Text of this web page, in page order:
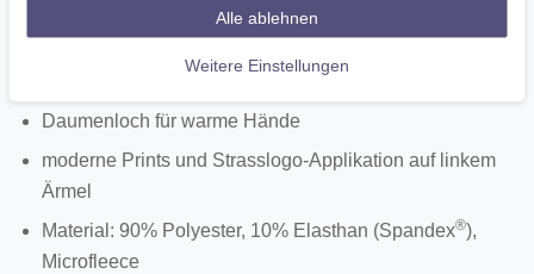
Hauptreißverschluss mit Kinnschutz
gleichzeitig unschönes Ausbeulen
Daumenloch für warme Hände
moderne Prints und Strasslogo-Applikation auf linkem
Ärmel
Material: 90% Polyester, 10% Elasthan (Spandex®),
Microfleece
Alle ablehnen
Weitere Einstellungen